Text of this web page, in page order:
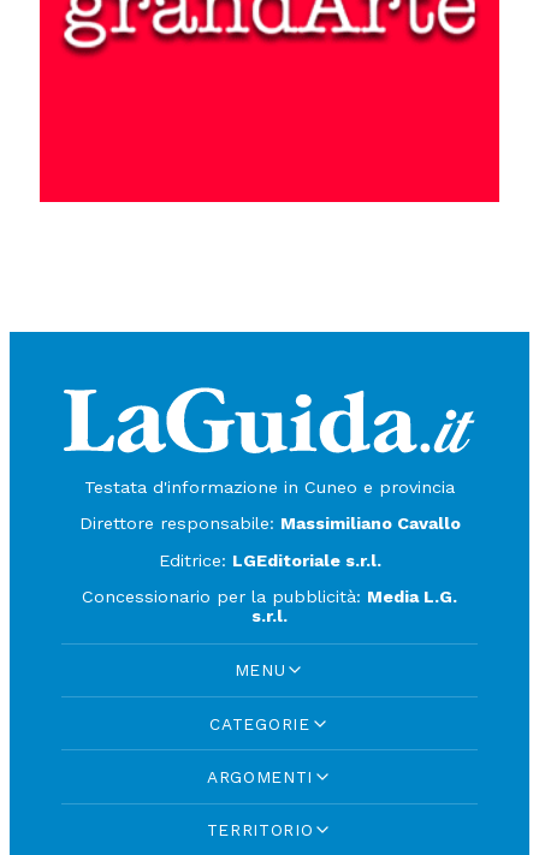
Testata d'informazione in Cuneo e provincia
Direttore responsabile: Massimiliano Cavallo
Editrice: LGEditoriale s.r.l.
Concessionario per la pubblicità: Media L.G.
s.r.l.
MENU
CATEGORIE
ARGOMENTI
TERRITORIO